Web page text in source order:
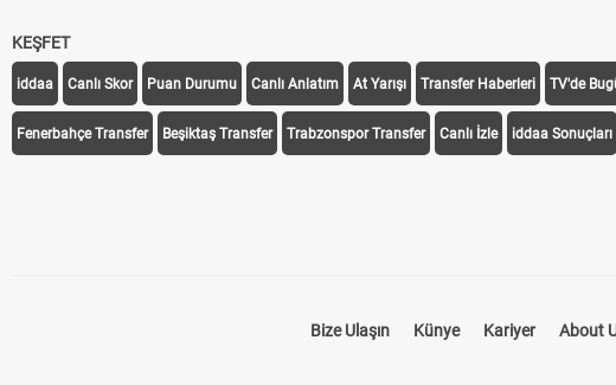
KEŞFET
iddaa Canlı Skor Puan Durumu Canlı Anlatım At Yarışı Transfer Haberleri TV'de
Fenerbahçe Transfer Beşiktaş Transfer Trabzonspor Transfer Canlı İzle iddaa Sonuçları
Bize Ulaşın Künye Kariyer About